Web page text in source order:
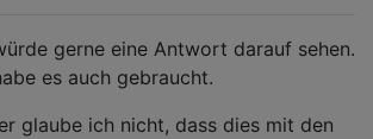
gerne eine Antwort darauf sehen.
es auch gebraucht.
glaube ich nicht, dass dies mit den